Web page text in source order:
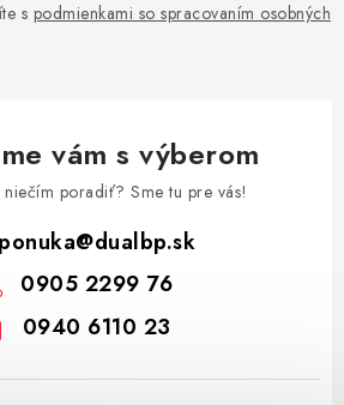
s podmienkami so spracovaním osobných
vám s výberom
niečím poradiť? Sme tu pre vás!
ponuka@dualbp.sk
0905 2299 76
0940 6110 23